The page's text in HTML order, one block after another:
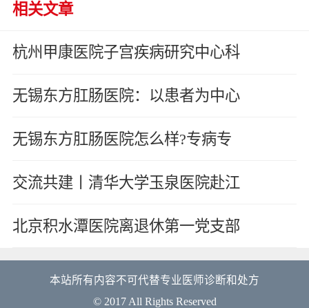
相关文章
杭州甲康医院子宫疾病研究中心科
无锡东方肛肠医院：以患者为中心
无锡东方肛肠医院怎么样?专病专
交流共建丨清华大学玉泉医院赴江
北京积水潭医院离退休第一党支部
本站所有内容不可代替专业医师诊断和处方
© 2017 All Rights Reserved